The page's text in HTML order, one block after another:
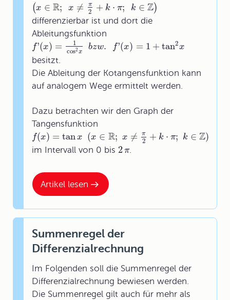
Artikel lesen
(x ∈ R; x ≠ π
2 + k ⋅ π; k ∈ Z)
differenzierbar ist und dort die
Ableitungsfunktion
f'(x) =
1
cos2 x
bzw. f'(x) = 1 + tan2x
besitzt.
Die Ableitung der Kotangensfunktion kann
auf analogem Wege ermittelt werden.
Dazu betrachten wir den Graph der
Tangensfunktion
f(x) = tanx (x ∈ R; x ≠ π
2 + k ⋅ π; k ∈ Z)
im Intervall von 0 bis 2π.
Summenregel der
Differenzialrechnung
Im Folgenden soll die Summenregel der
Differenzialrechnung bewiesen werden.
Die Summenregel gilt auch für mehr als